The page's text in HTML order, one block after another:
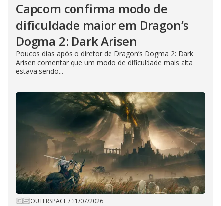
Capcom confirma modo de
dificuldade maior em Dragon’s
Dogma 2: Dark Arisen
Poucos dias após o diretor de Dragon’s Dogma 2: Dark
Arisen comentar que um modo de dificuldade mais alta
estava sendo...
OUTERSPACE/31/07/2026